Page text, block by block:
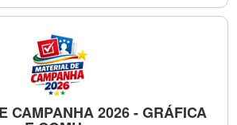
CAMPANHA 2026 - GRÁFICA